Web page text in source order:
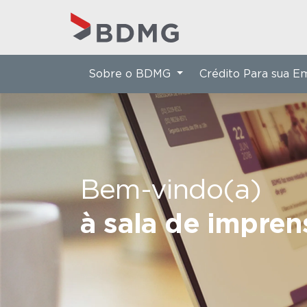
Bem-vindo(a)
à sala de
Sobre o BDMG Crédito Para sua